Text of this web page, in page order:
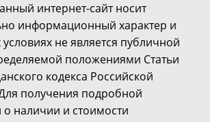
интернет-сайт носит
информационный характер и
не является публичной
положениями Статьи
кодекса Российской
получения подробной
наличии и стоимости